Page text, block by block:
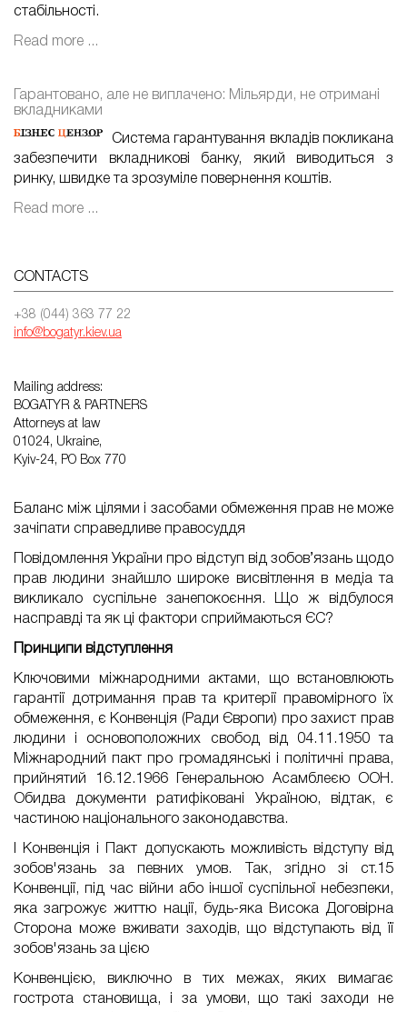
стабільності.
Read more ...
Гарантовано, але не виплачено: Мільярди, не отримані
вкладниками
Система гарантування вкладів покликана
забезпечити вкладникові банку, який виводиться з
ринку, швидке та зрозуміле повернення коштів.
Read more ...
CONTACTS
+38 (044) 363 77 22
info@bogatyr.kiev.ua
Mailing address:
BOGATYR & PARTNERS
Attorneys at law
01024, Ukraine,
Kyiv-24, PO Box 770
Баланс між цілями і засобами обмеження прав не може
зачіпати справедливе правосуддя
Повідомлення України про відступ від зобов’язань щодо
прав людини знайшло широке висвітлення в медіа та
викликало суспільне занепокоєння. Що ж відбулося
насправді та як ці фактори сприймаються ЄС?
Принципи відступлення
Ключовими міжнародними актами, що встановлюють
гарантії дотримання прав та критерії правомірного їх
обмеження, є Конвенція (Ради Європи) про захист прав
людини і основоположних свобод від 04.11.1950 та
Міжнародний пакт про громадянські і політичні права,
прийнятий 16.12.1966 Генеральною Асамблеєю ООН.
Обидва документи ратифіковані Україною, відтак, є
частиною національного законодавства.
І Конвенція і Пакт допускають можливість відступу від
зобов'язань за певних умов. Так, згідно зі ст.15
Конвенції, під час війни або іншої суспільної небезпеки,
яка загрожує життю нації, будь-яка Висока Договірна
Сторона може вживати заходів, що відступають від її
зобов'язань за цією
Конвенцією, виключно в тих межах, яких вимагає
гострота становища, і за умови, що такі заходи не